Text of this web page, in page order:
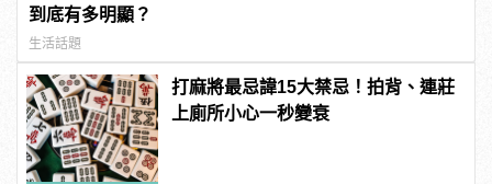
到底有多明顯？
生活話題
打麻將最忌諱15大禁忌！拍背、連莊
上廁所小心一秒變衰